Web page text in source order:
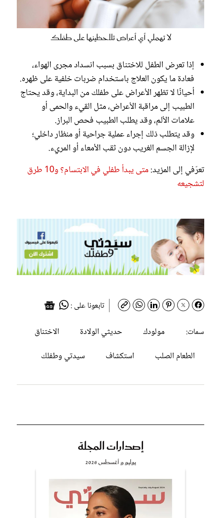
لا تهملي أي أعراض تلاحظينها على طفلك
إذا تعرض الطفل للاختناق بسبب انسداد مجرى الهواء،
فعادة ما يكون العلاج باستخدام ضربات خلفية على ظهره.
أحيانًا لا تظهر الأعراض على طفلك من البداية، وقد يحتاج
الطبيب إلى مراقبة الأعراض، مثل القيء والحمى أو
علامات الألم، وقد يطلب الطبيب فحص البراز.
وقد يتطلب ذلك إجراء عملية جراحية أو منظار داخلي؛
لإزالة الجسم الغريب دون ثقب الأمعاء أو المريء.
تعرّفي إلى المزيد:
متى يبدأ طفلي في الابتسام؟ و10 طرق
لتشجيعه
تابعونا على :
سمات:
مولودك حديثي الولادة
الاختناق
الطعام الصلب
استكشاف سيدتي وطفلك
إصدارات المجلة
يوليو و أغسطس 2026